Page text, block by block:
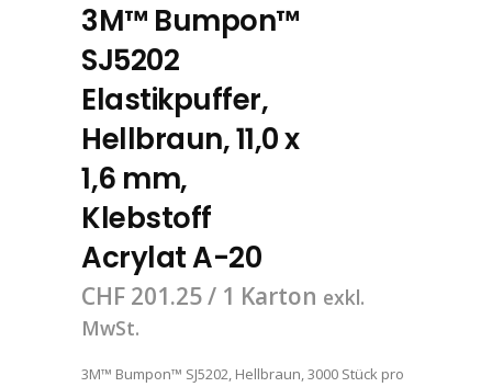
3M™ Bumpon™
SJ5202
Elastikpuffer,
Hellbraun, 11,0 x
1,6 mm,
Klebstoff
Acrylat A-20
CHF 201.25/ 1 Karton exkl.
MwSt.
3M™ Bumpon™ SJ5202, Hellbraun, 3000 Stück pro